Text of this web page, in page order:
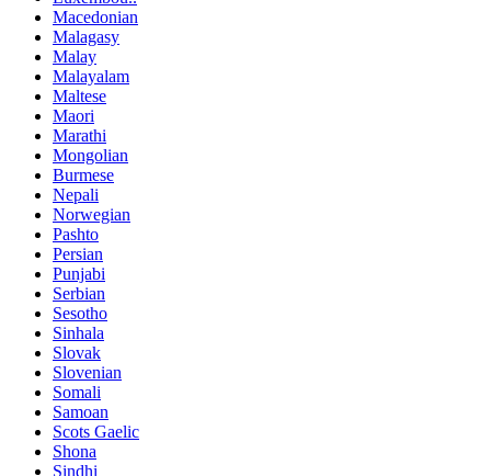
Macedonian
Malagasy
Malay
Malayalam
Maltese
Maori
Marathi
Mongolian
Burmese
Nepali
Norwegian
Pashto
Persian
Punjabi
Serbian
Sesotho
Sinhala
Slovak
Slovenian
Somali
Samoan
Scots Gaelic
Shona
Sindhi